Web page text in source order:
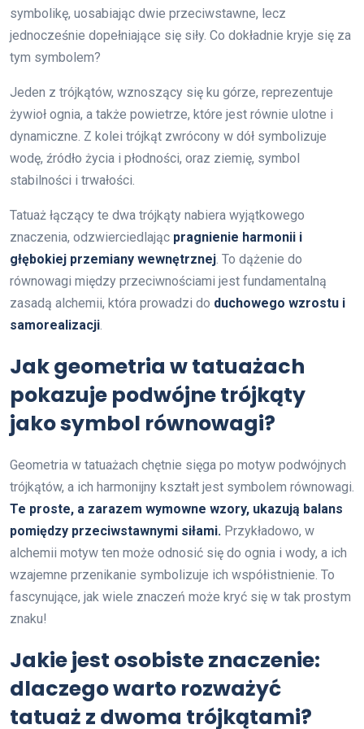
symbolikę, uosabiając dwie przeciwstawne, lecz
jednocześnie dopełniające się siły. Co dokładnie kryje się za
tym symbolem?
Jeden z trójkątów, wznoszący się ku górze, reprezentuje
żywioł ognia, a także powietrze, które jest równie ulotne i
dynamiczne. Z kolei trójkąt zwrócony w dół symbolizuje
wodę, źródło życia i płodności, oraz ziemię, symbol
stabilności i trwałości.
Tatuaż łączący te dwa trójkąty nabiera wyjątkowego
znaczenia, odzwierciedlając pragnienie harmonii i
głębokiej przemiany wewnętrznej. To dążenie do
równowagi między przeciwnościami jest fundamentalną
zasadą alchemii, która prowadzi do duchowego wzrostu i
samorealizacji.
Jak geometria w tatuażach
pokazuje podwójne trójkąty
jako symbol równowagi?
Geometria w tatuażach chętnie sięga po motyw podwójnych
trójkątów, a ich harmonijny kształt jest symbolem równowagi.
Te proste, a zarazem wymowne wzory, ukazują balans
pomiędzy przeciwstawnymi siłami. Przykładowo, w
alchemii motyw ten może odnosić się do ognia i wody, a ich
wzajemne przenikanie symbolizuje ich współistnienie. To
fascynujące, jak wiele znaczeń może kryć się w tak prostym
znaku!
Jakie jest osobiste znaczenie:
dlaczego warto rozważyć
tatuaż z dwoma trójkątami?